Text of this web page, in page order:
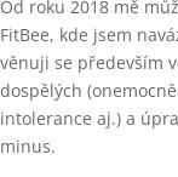
Od roku 2018 mě
FitBee, kde jsem
věnuji se především
dospělých
intolerance aj.) a
minus.